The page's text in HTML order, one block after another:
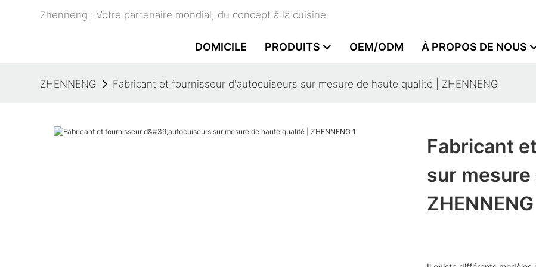
Zhenneng : Votre partenaire mondial, du concept à la cuisine.
DOMICILE PRODUITS OEM/ODM À PROPOS DE NOUS
ZHENNENG Fabricant et fournisseur d'autocuiseurs sur mesure de haute qualité | ZHENNENG
Fabricant
sur mesure
ZHENNENG